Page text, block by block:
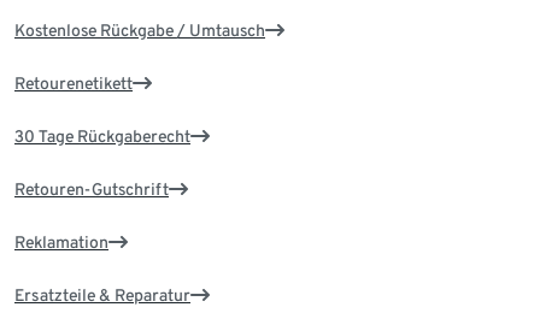
Kostenlose Rückgabe / Umtausch
Retourenetikett
30 Tage Rückgaberecht
Retouren-Gutschrift
Reklamation
Ersatzteile & Reparatur